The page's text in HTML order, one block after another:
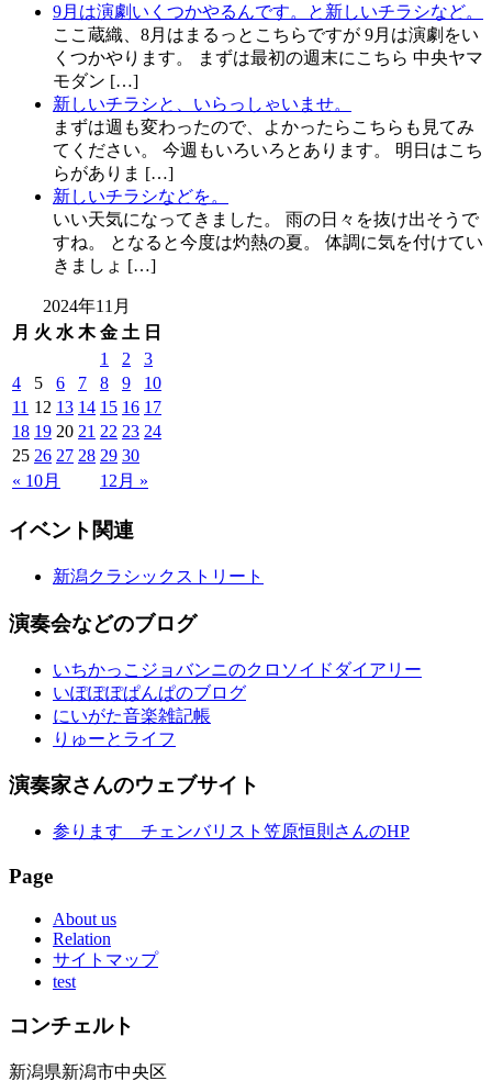
9月は演劇いくつかやるんです。と新しいチラシなど。
ここ蔵織、8月はまるっとこちらですが 9月は演劇をい
くつかやります。 まずは最初の週末にこちら 中央ヤマ
モダン […]
新しいチラシと、いらっしゃいませ。
まずは週も変わったので、よかったらこちらも見てみ
てください。 今週もいろいろとあります。 明日はこち
らがありま […]
新しいチラシなどを。
いい天気になってきました。 雨の日々を抜け出そうで
すね。 となると今度は灼熱の夏。 体調に気を付けてい
きましょ […]
2024年11月
月 火 水 木 金 土 日
« 10月 12月 »
1 2
3
4
5 6 7 8 9
10
11 12 13 14 15 16 17
18 19 20 21 22 23 24
25 26 27 28 29 30
イベント関連
新潟クラシックストリート
演奏会などのブログ
いちかっこジョバンニのクロソイドダイアリー
いぽぽぽぱんぱのブログ
にいがた音楽雑記帳
りゅーとライフ
演奏家さんのウェブサイト
参ります チェンバリスト笠原恒則さんのHP
Page
About us
Relation
サイトマップ
test
コンチェルト
新潟県新潟市中央区